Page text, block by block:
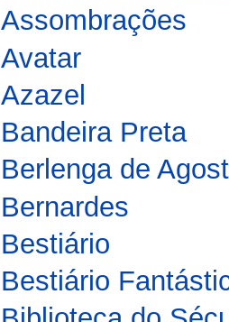
Assombrações
Avatar
Azazel
Bandeira Preta
Berlenga de
Bernardes
Bestiário
Bestiário